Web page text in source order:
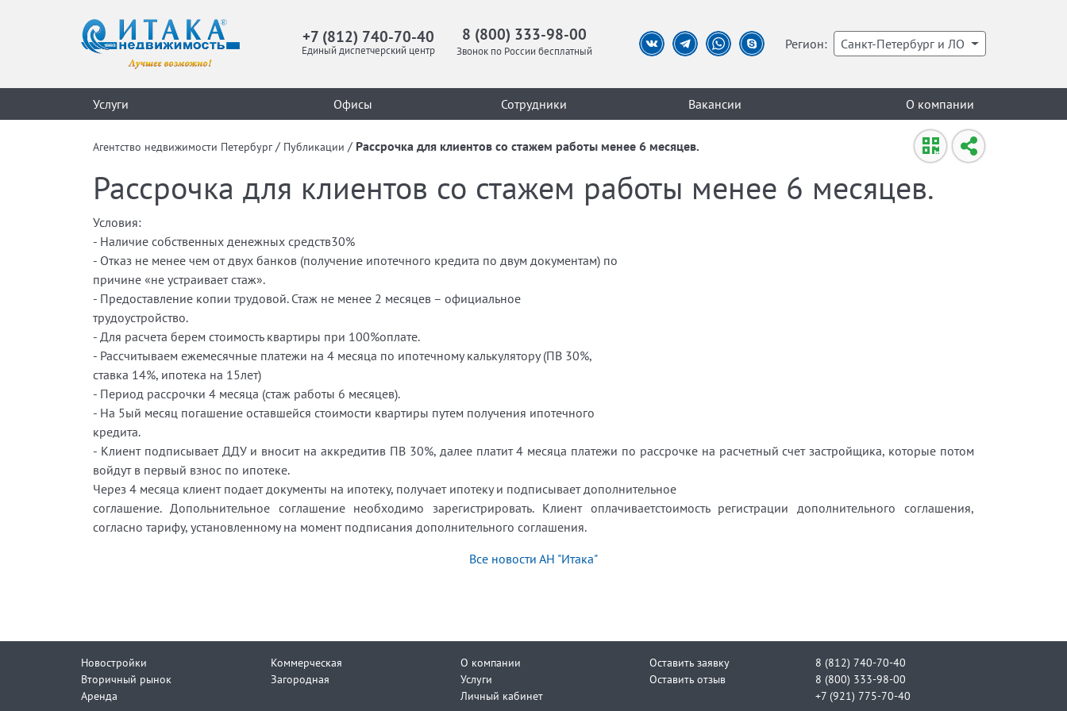
+7 (812) 740-70-40
Единый диспетчерский центр
8 (800) 333-98-00
Звонок по России бесплатный Регион: Санкт-Петербург и ЛО
Услуги Офисы Сотрудники Вакансии О компании
Агентство недвижимости Петербург / Публикации / Рассрочка для клиентов со стажем работы менее 6 месяцев.
Рассрочка для клиентов со стажем работы менее 6 месяцев.
Условия:
- Наличие собственных денежных средств30%
- Отказ не менее чем от двух банков (получение ипотечного кредита по двум документам) по
причине «не устраивает стаж».
- Предоставление копии трудовой. Стаж не менее 2 месяцев – официальное
трудоустройство.
- Для расчета берем стоимость квартиры при 100%оплате.
- Рассчитываем ежемесячные платежи на 4 месяца по ипотечному калькулятору (ПВ 30%,
ставка 14%, ипотека на 15лет)
- Период рассрочки 4 месяца (стаж работы 6 месяцев).
- На 5ый месяц погашение оставшейся стоимости квартиры путем получения ипотечного
кредита.
- Клиент подписывает ДДУ и вносит на аккредитив ПВ 30%, далее платит 4 месяца платежи по рассрочке на расчетный счет застройщика, которые потом
войдут в первый взнос по ипотеке.
Через 4 месяца клиент подает документы на ипотеку, получает ипотеку и подписывает дополнительное
соглашение. Допольнительное соглашение необходимо зарегистрировать. Клиент оплачиваетстоимость регистрации дополнительного соглашения,
согласно тарифу, установленному на момент подписания дополнительного соглашения.
Все новости АН "Итака"
Новостройки
Вторичный рынок
Аренда
Коммерческая
Загородная
О компании
Услуги
Личный кабинет
Оставить заявку
Оставить отзыв
8 (812) 740-70-40
8 (800) 333-98-00
+7 (921) 775-70-40